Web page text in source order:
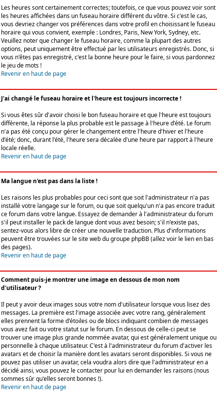
Les heures sont certainement correctes; toutefois, ce que vous pouvez voir sont
les heures affichées dans un fuseau horaire différent du vôtre. Si c'est le cas,
vous devriez changer vos préférences dans votre profil en choisissant le fuseau
horaire qui vous convient, exemple : Londres, Paris, New York, Sydney, etc.
Veuillez noter que changer le fuseau horaire, comme la plupart des autres
options, peut uniquement être effectué par les utilisateurs enregistrés. Donc, si
vous n'êtes pas enregistré, c'est la bonne heure pour le faire, si vous pardonnez
le jeu de mots !
Revenir en haut de page
J'ai changé le fuseau horaire et l'heure est toujours incorrecte !
Si vous êtes sûr d'avoir choisi le bon fuseau horaire et que l'heure est toujours
différente, la réponse la plus probable est le passage à l'heure d'été. Le forum
n'a pas été conçu pour gérer le changement entre l'heure d'hiver et l'heure
d'été; donc, durant l'été, l'heure sera décalée d'une heure par rapport à l'heure
locale réelle.
Revenir en haut de page
Ma langue n'est pas dans la liste !
Les raisons les plus probables pour ceci sont que soit l'administrateur n'a pas
installé votre langage sur le forum, ou que soit quelqu'un n'a pas encore traduit
ce forum dans votre langue. Essayez de demander à l'administrateur du forum
s'il peut installer le pack de langue dont vous avez besoin; s'il n'existe pas,
sentez-vous alors libre de créer une nouvelle traduction. Plus d'informations
peuvent être trouvées sur le site web du groupe phpBB (allez voir le lien en bas
des pages).
Revenir en haut de page
Comment puis-je montrer une image en dessous de mon nom
d'utilisateur ?
Il peut y avoir deux images sous votre nom d'utilisateur lorsque vous lisez des
messages. La première est l'image associée avec votre rang, généralement
elles prennent la forme d'étoiles ou de blocs indiquant combien de messages
vous avez fait ou votre statut sur le forum. En dessous de celle-ci peut se
trouver une image plus grande nommée avatar, qui est généralement unique ou
personnelle à chaque utilisateur. C'est à l'administrateur du forum d'activer les
avatars et de choisir la manière dont les avatars seront disponibles. Si vous ne
pouvez pas utiliser un avatar, cela voudra alors dire que l'administrateur en a
décidé ainsi, vous pouvez le contacter pour lui en demander les raisons (nous
sommes sûr qu'elles seront bonnes !).
Revenir en haut de page